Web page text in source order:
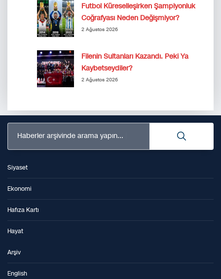
Futbol Küreselleşirken Şampiyonluk
Coğrafyası Neden Değişmiyor?
2 Ağustos 2026
Filenin Sultanları Kazandı. Peki Ya
Kaybetseydiler?
2 Ağustos 2026
Haberler arşivinde arama yapın...
Siyaset
Ekonomi
Hafıza Kartı
Hayat
Arşiv
English